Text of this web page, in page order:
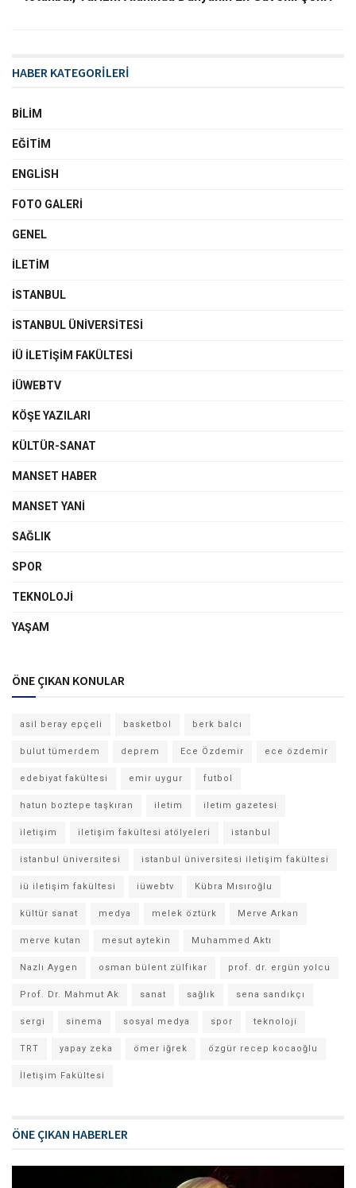
HABER KATEGORİLERİ
BILIM
EĞITIM
ENGLISH
FOTO GALERI
GENEL
İLETIM
İSTANBUL
İSTANBUL ÜNIVERSITESI
İÜ İLETIŞIM FAKÜLTESI
İÜWEBTV
KÖŞE YAZILARI
KÜLTÜR-SANAT
MANSET HABER
MANSET YANI
SAĞLIK
SPOR
TEKNOLOJI
YAŞAM
ÖNE ÇIKAN KONULAR
asil beray epçeli basketbol berk balcı
bulut tümerdem deprem Ece Özdemir ece özdemir
edebiyat fakültesi emir uygur futbol
hatun boztepe taşkıran iletim iletim gazetesi
iletişim iletişim fakültesi atölyeleri istanbul
istanbul üniversitesi istanbul üniversitesi iletişim fakültesi
iü iletişim fakültesi iüwebtv Kübra Mısıroğlu
kültür sanat medya melek öztürk Merve Arkan
merve kutan mesut aytekin Muhammed Aktı
Nazlı Aygen osman bülent zülfikar prof. dr. ergün yolcu
Prof. Dr. Mahmut Ak sanat sağlık sena sandıkçı
sergi sinema sosyal medya spor teknoloji
TRT yapay zeka ömer iğrek özgür recep kocaoğlu
İletişim Fakültesi
ÖNE ÇIKAN HABERLER